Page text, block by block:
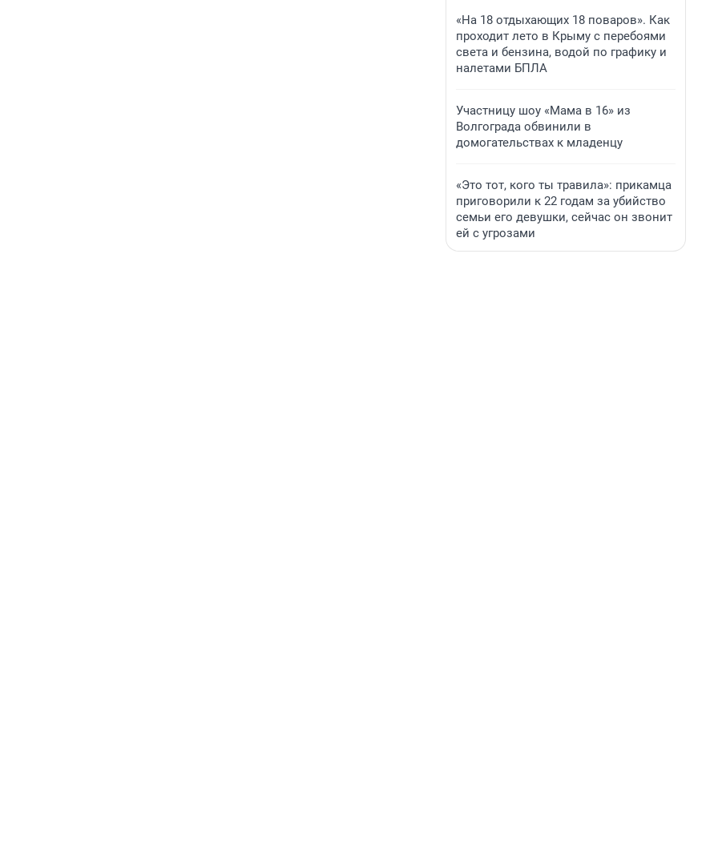
«На 18 отдыхающих 18 поваров». Как
проходит лето в Крыму с перебоями
света и бензина, водой по графику и
налетами БПЛА
Участницу шоу «Мама в 16» из
Волгограда обвинили в
домогательствах к младенцу
«Это тот, кого ты травила»: прикамца
приговорили к 22 годам за убийство
семьи его девушки, сейчас он звонит
ей с угрозами